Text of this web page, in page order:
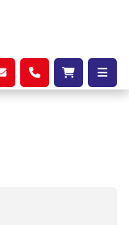
Hillside Plak pvc